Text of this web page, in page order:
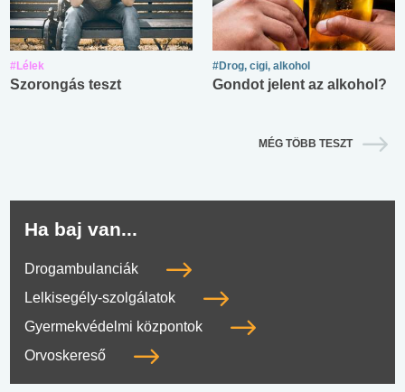
#Lélek
Szorongás teszt
#Drog, cigi, alkohol
Gondot jelent az alkohol?
MÉG TÖBB TESZT
Ha baj van...
Drogambulanciák
Lelkisegély-szolgálatok
Gyermekvédelmi központok
Orvoskereső